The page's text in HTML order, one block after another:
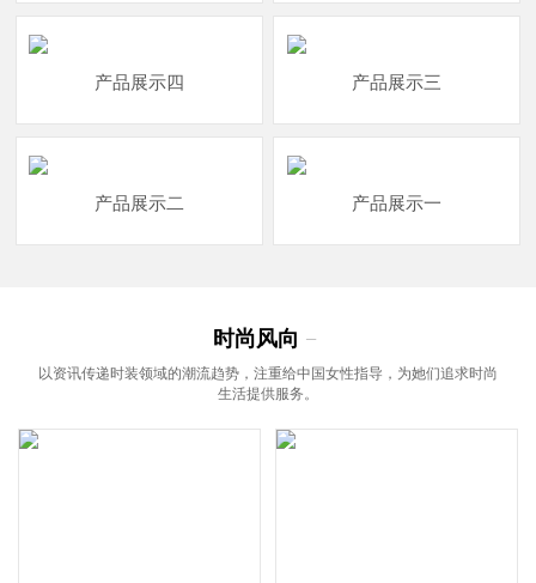
产品展示四 产品展示三
产品展示二 产品展示一
时尚风向 −
以资讯传递时装领域的潮流趋势，注重给中国女性指导，为她们追求时尚
生活提供服务。